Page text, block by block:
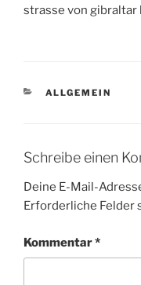
strasse von gibraltar
KATEGORIEN
ALLGEMEIN
Schreibe einen
Deine E-Mail-
Erforderliche Felder
Kommentar*